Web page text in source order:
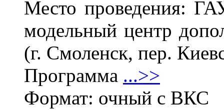
Место проведения:
модельный центр
(г. Смоленск, пер.
Программа ...>>
Формат: очный с ВКС